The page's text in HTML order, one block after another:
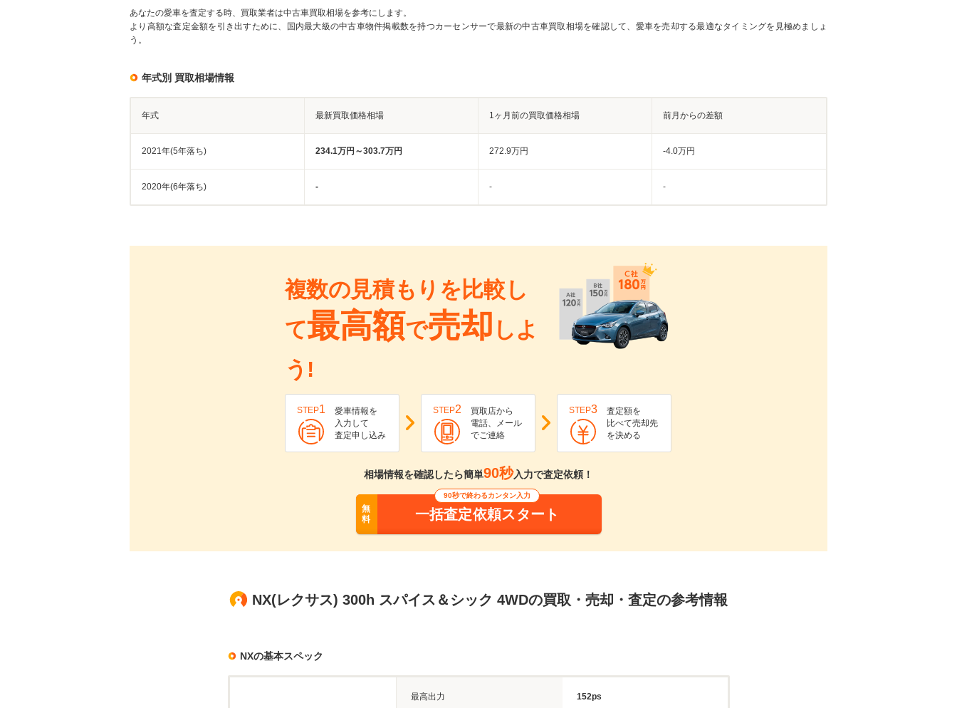
あなたの愛車を査定する時、買取業者は中古車買取相場を参考にします。
より高額な査定金額を引き出すために、国内最大級の中古車物件掲載数を持つカーセンサーで最新の中古車買取相場を確認して、愛車を売却する最適なタイミングを見極めましょ
う。
年式別 買取相場情報
年式 最新買取価格相場 1ヶ月前の買取価格相場 前月からの差額
2021年(5年落ち) 234.1万円～303.7万円 272.9万円 -4.0万円
2020年(6年落ち) - - -
複数の見積もりを比較し
て最高額で売却 しよ
う!
STEP1
愛車情報を
入力して
査定申し込み
STEP2
買取店から
電話、メール
でご連絡
STEP3
査定額を
比べて売却先
を決める
相場情報を確認したら簡単90秒入力で査定依頼！
無
料
90秒で終わるカンタン入力
一括査定依頼スタート
NX(レクサス) 300h スパイス＆シック 4WDの買取・売却・査定の参考情報
NXの基本スペック
最高出力 152ps